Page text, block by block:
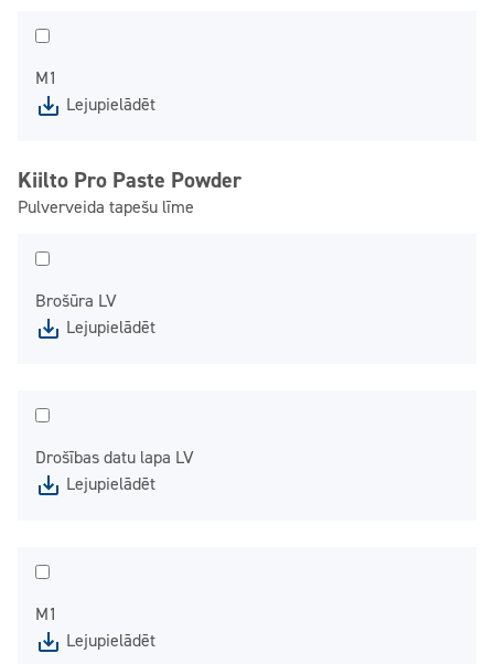
M1
Lejupielādēt
Kiilto Pro Paste Powder
Pulverveida tapešu līme
Brošūra LV
Lejupielādēt
Drošības datu lapa LV
Lejupielādēt
M1
Lejupielādēt